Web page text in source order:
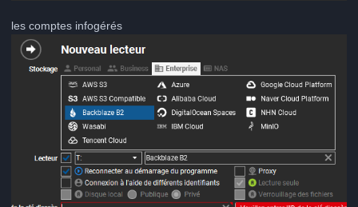
les comptes infogérés